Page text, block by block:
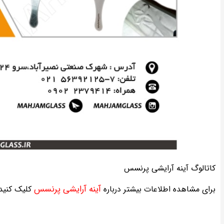
کاتالوگ آینه آرایشی پرنسس
برای مشاهده اطلاعات بیشتر درباره آینه آرایشی پرنسسکلیک